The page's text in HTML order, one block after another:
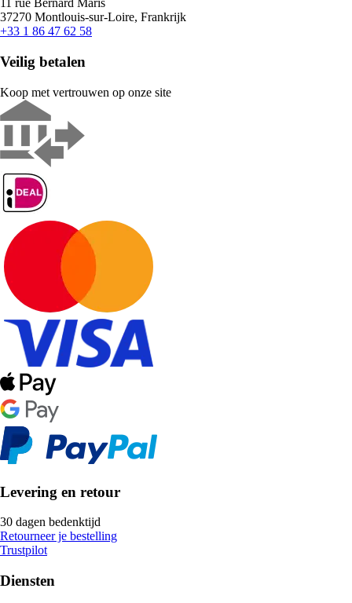
11 rue Bernard Maris
37270 Montlouis-sur-Loire, Frankrijk
+33 1 86 47 62 58
Veilig betalen
Koop met vertrouwen op onze site
Levering en retour
30 dagen bedenktijd
Retourneer je bestelling
Trustpilot
Diensten